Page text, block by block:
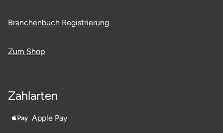
Branchenbuch Registrierung
Zum Shop
Zahlarten
Apple Pay